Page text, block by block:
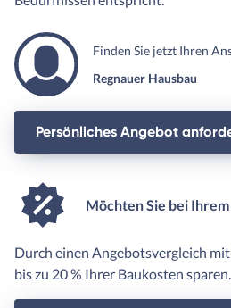
Finden Sie jetzt Ihren
Regnauer Hausbau
Persönliches Angebot
Möchten Sie bei
Durch einen Angebotsvergleich
bis zu 20 % Ihrer Baukosten sparen.